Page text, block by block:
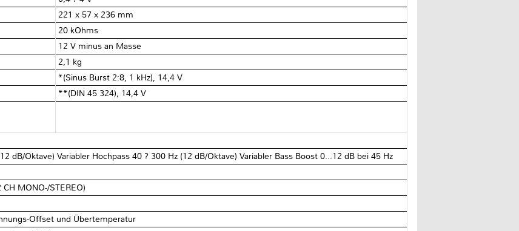
221 x 57 x 236 mm
20 kOhms
12 V minus an Masse
2,1 kg
*(Sinus Burst 2:8, 1 kHz), 14,4 V
**(DIN 45 324), 14,4 V
dB/Oktave) Variabler Hochpass 40 ? 300 Hz (12 dB/Oktave) Variabler Bass Boost 0...12 dB bei 45 Hz
MONO-/STEREO)
Offset und Übertemperatur